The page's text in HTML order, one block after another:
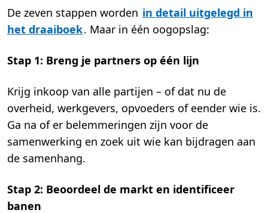
De zeven stappen worden in detail uitgelegd in
het draaiboek. Maar in één oogopslag:
Stap 1: Breng je partners op één lijn
Krijg inkoop van alle partijen – of dat nu de
overheid, werkgevers, opvoeders of eender wie is.
Ga na of er belemmeringen zijn voor de
samenwerking en zoek uit wie kan bijdragen aan
de samenhang.
Stap 2: Beoordeel de markt en identificeer
banen